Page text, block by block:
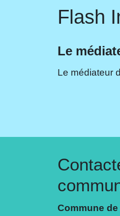
Flash
Le
Le médiateur
Commune